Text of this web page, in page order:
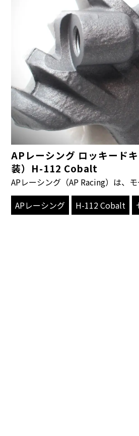
APレーシング ロッキード
装）H-112 Cobalt
APレーシング（AP Racing）は、
APレーシング
H-112 Cobalt